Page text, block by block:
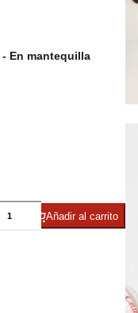
Añadir al carrito